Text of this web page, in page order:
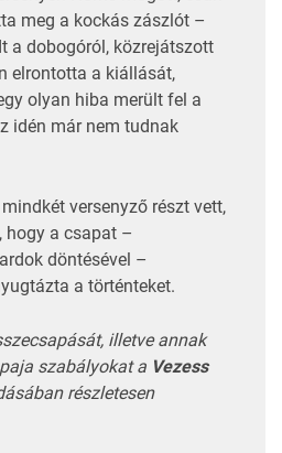
meg a kockás zászlót –
a dobogóról, közrejátszott
elrontotta a kiállását,
olyan hiba merült fel a
idén már nem tudnak
versenyző részt vett,
hogy a csapat –
döntésével –
a történteket.
illetve annak
szabályokat a Vezess
részletesen